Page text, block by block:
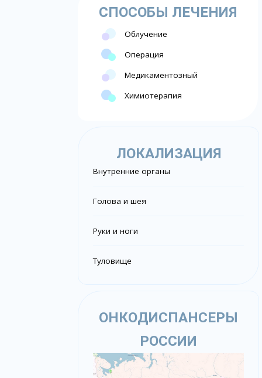
СПОСОБЫ ЛЕЧЕНИЯ
Облучение
Операция
Медикаментозный
Химиотерапия
ЛОКАЛИЗАЦИЯ
Внутренние органы
Голова и шея
Руки и ноги
Туловище
ОНКОДИСПАНСЕРЫ
РОССИИ